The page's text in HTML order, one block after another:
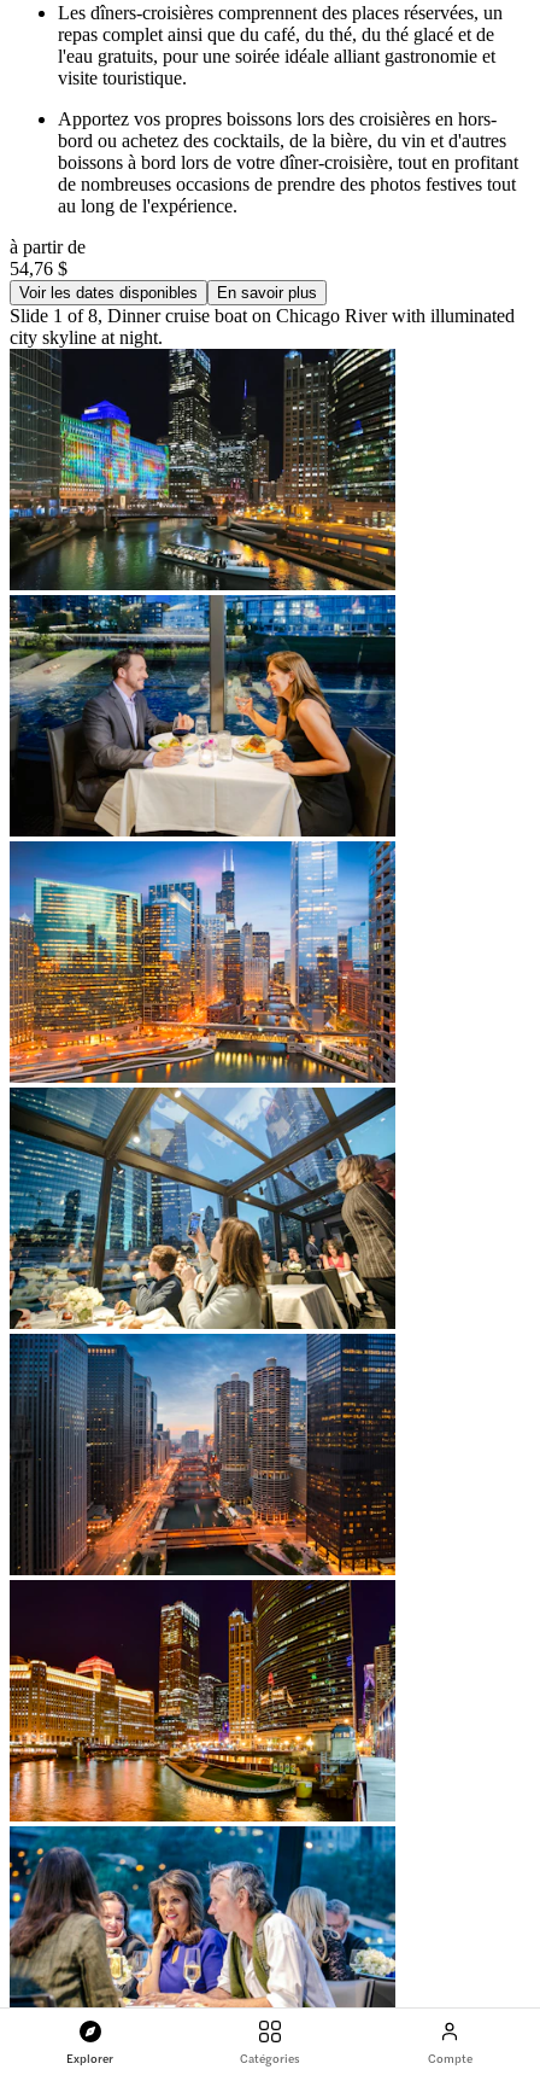
Explorer Catégories Compte
Les dîners-croisières comprennent des places réservées, un
repas complet ainsi que du café, du thé, du thé glacé et de
l'eau gratuits, pour une soirée idéale alliant gastronomie et
visite touristique.
Apportez vos propres boissons lors des croisières en hors-
bord ou achetez des cocktails, de la bière, du vin et d'autres
boissons à bord lors de votre dîner-croisière, tout en profitant
de nombreuses occasions de prendre des photos festives tout
au long de l'expérience.
à partir de
54,76 $
Voir les dates disponibles En savoir plus
Slide 1 of 8, Dinner cruise boat on Chicago River with illuminated
city skyline at night.